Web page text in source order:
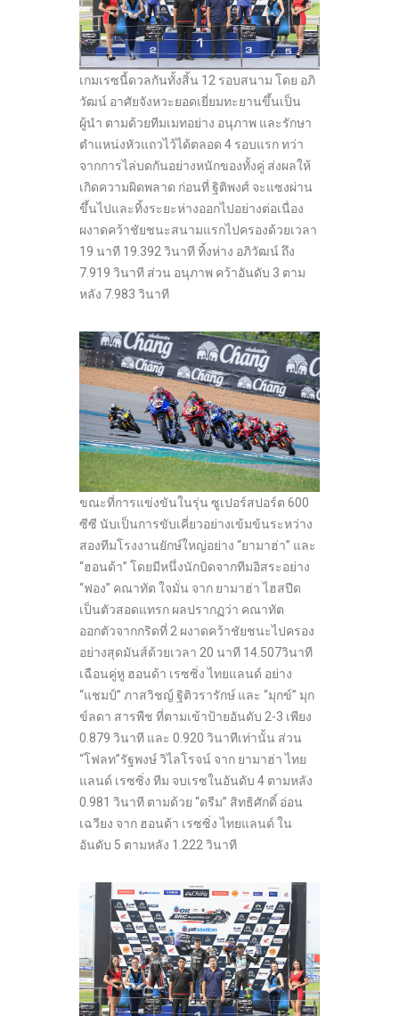
เกมเรซนี้ดวลกันทั้งสิ้น 12 รอบสนาม โดย อภิ
วัฒน์ อาศัยจังหวะยอดเยี่ยมทะยานขึ้นเป็น
ผู้นำ ตามด้วยทีมเมทอย่าง อนุภาพ และรักษา
ตำแหน่งหัวแถวไว้ได้ตลอด 4 รอบแรก ทว่า
จากการไล่บดกันอย่างหนักของทั้งคู่ ส่งผลให้
เกิดความผิดพลาด ก่อนที่ ฐิติพงศ์ จะแซงผ่าน
ขึ้นไปและทิ้งระยะห่างออกไปอย่างต่อเนื่อง
ผงาดคว้าชัยชนะสนามแรกไปครองด้วยเวลา
19 นาที 19.392 วินาที ทิ้งห่าง อภิวัฒน์ ถึง
7.919 วินาที ส่วน อนุภาพ คว้าอันดับ 3 ตาม
หลัง 7.983 วินาที
ขณะที่การแข่งขันในรุ่น ซูเปอร์สปอร์ต 600
ซีซี นับเป็นการขับเคี่ยวอย่างเข้มข้นระหว่าง
สองทีมโรงงานยักษ์ใหญ่อย่าง “ยามาฮ่า” และ
“ฮอนด้า” โดยมีหนึ่งนักบิดจากทีมอิสระอย่าง
“ฟอง” คณาทัต ใจมั่น จาก ยามาฮ่า ไฮสปีด
เป็นตัวสอดแทรก ผลปรากฏว่า คณาทัต
ออกตัวจากกริดที่ 2 ผงาดคว้าชัยชนะไปครอง
อย่างสุดมันส์ด้วยเวลา 20 นาที 14.507วินาที
เฉือนคู่หู ฮอนด้า เรซซิ่ง ไทยแลนด์ อย่าง
“แชมป์” ภาสวิชญ์ ฐิติวรารักษ์ และ “มุกข์” มุก
ข์ลดา สารพืช ที่ตามเข้าป้ายอันดับ 2-3 เพียง
0.879 วินาที และ 0.920 วินาทีเท่านั้น ส่วน
“โฟลท”รัฐพงษ์ วิไลโรจน์ จาก ยามาฮ่า ไทย
แลนด์ เรซซิ่ง ทีม จบเรซในอันดับ 4 ตามหลัง
0.981 วินาที ตามด้วย “ดรีม” สิทธิศักดิ์ อ่อน
เฉวียง จาก ฮอนด้า เรซซิ่ง ไทยแลนด์ ใน
อันดับ 5 ตามหลัง 1.222 วินาที